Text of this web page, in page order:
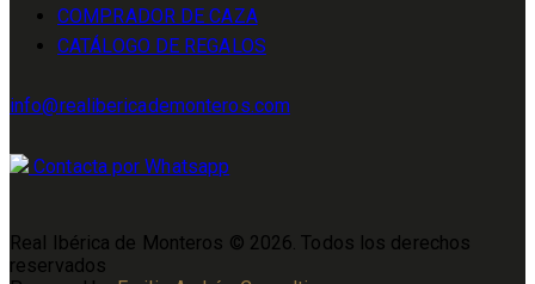
COMPRADOR DE CAZA
CATÁLOGO DE REGALOS
info@realibericademonteros.com
Contacta por Whatsapp
Real Ibérica de Monteros © 2026. Todos los derechos
reservados